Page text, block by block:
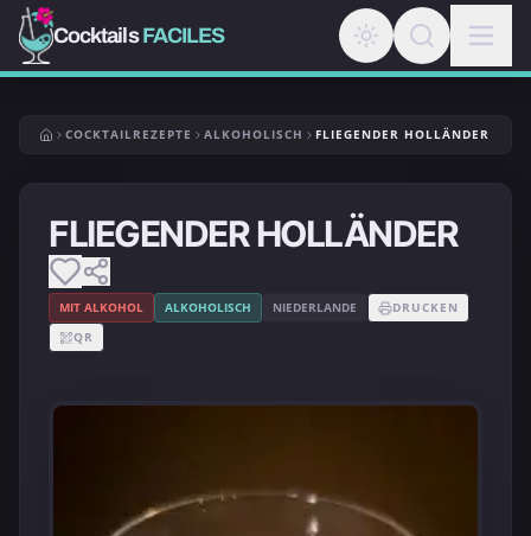
CocktailsFACILES
COCKTAILREZEPTE ALKOHOLISCH FLIEGENDER HOLLÄNDER
FLIEGENDER HOLLÄNDER
MIT ALKOHOL ALKOHOLISCH NIEDERLANDE
DRUCKEN
QR